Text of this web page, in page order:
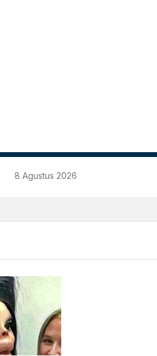
8 Agustus 2026